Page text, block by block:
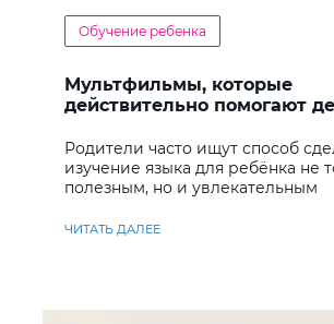
Обучение ребенка
Мультфильмы, которые
действительно помогают
Родители часто ищут способ
изучение языка для ребёнка не
полезным, но и увлекательным
ЧИТАТЬ ДАЛЕЕ